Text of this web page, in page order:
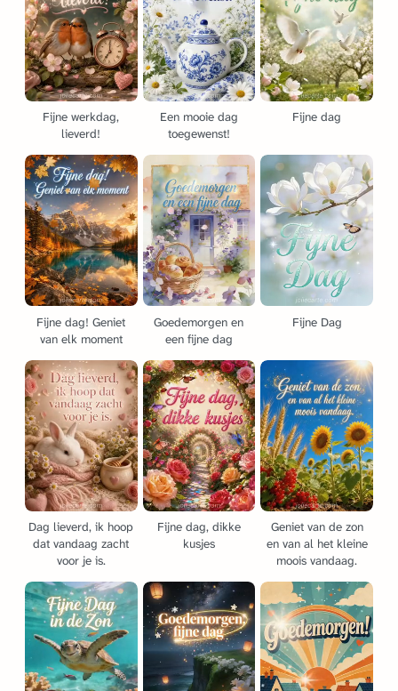
Fijne werkdag,
lieverd!
Een mooie dag
toegewenst!
Fijne dag
Fijne dag! Geniet
van elk moment
Goedemorgen en
een fijne dag
Fijne Dag
Dag lieverd, ik hoop
dat vandaag zacht
voor je is.
Fijne dag, dikke
kusjes
Geniet van de zon
en van al het kleine
moois vandaag.